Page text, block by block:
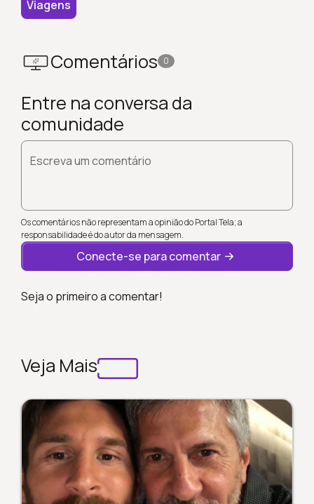
Viagens
Comentários 0
Entre na conversa da
comunidade
Escreva um comentário
Os comentários não representam a opinião do Portal Tela; a
responsabilidade é do autor da mensagem.
Conecte-se para comentar
Seja o primeiro a comentar!
Veja Mais